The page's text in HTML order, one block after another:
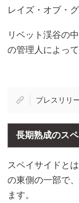
レイズ・オブ・
リベット渓谷の
の管理人によっ
プレスリリ
長期熟成のス
スペイサイドと
の東側の一部で
ます。